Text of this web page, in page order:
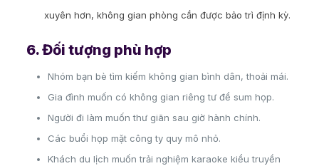
xuyên hơn, không gian phòng cần được bảo trì định kỳ.
6. Đối tượng phù hợp
Nhóm bạn bè tìm kiếm không gian bình dân, thoải mái.
Gia đình muốn có không gian riêng tư để sum họp.
Người đi làm muốn thư giãn sau giờ hành chính.
Các buổi họp mặt công ty quy mô nhỏ.
Khách du lịch muốn trải nghiệm karaoke kiểu truyền